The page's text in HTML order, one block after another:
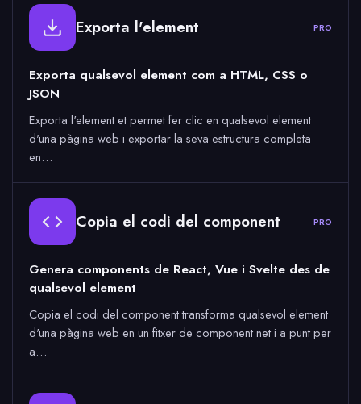
Exporta l'element PRO
Exporta qualsevol element com a HTML, CSS o
JSON
Exporta l'element et permet fer clic en qualsevol element
d'una pàgina web i exportar la seva estructura completa
en…
Copia el codi del component PRO
Genera components de React, Vue i Svelte des de
qualsevol element
Copia el codi del component transforma qualsevol element
d'una pàgina web en un fitxer de component net i a punt per
a…